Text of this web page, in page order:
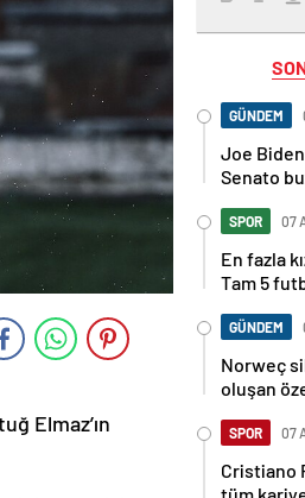
Elmaz’ın
GÜNDEM
Joe Biden
Senato
SPOR 07
En fazla
Tam 5
GÜNDEM
Norweç
oluşan
SPOR 07
Cristiano